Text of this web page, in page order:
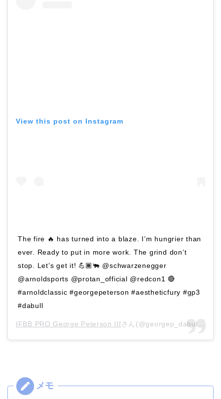
View this post on Instagram
The fire 🔥 has turned into a blaze. I’m hungrier than
ever. Ready to put in more work. The grind don’t
stop. Let’s get it! 💪🏾🐃 @schwarzenegger
@arnoldsports @protan_official @redcon1 🔴
#arnoldclassic #georgepeterson #aestheticfury #gp3
#dabull
IFBB PRO George Peterson III さん(@georgep_dabull)がシェアした投稿 –